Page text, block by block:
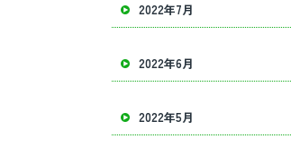
2022年7月
2022年6月
2022年5月